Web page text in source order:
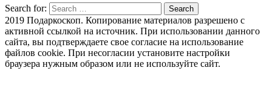
Search for: Search
2019 Подаркоскоп. Копирование материалов разрешено с
активной ссылкой на источник. При использовании данного
сайта, вы подтверждаете свое согласие на использование
файлов cookie. При несогласии установите настройки
браузера нужным образом или не используйте сайт.